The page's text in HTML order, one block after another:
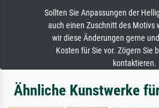
Sollten Sie Anpassungen der
auch einen Zuschnitt des Motivs
wir diese Änderungen gerne
Kosten für Sie vor. Zögern Sie
kontaktieren.
Ähnliche Kunstwerke